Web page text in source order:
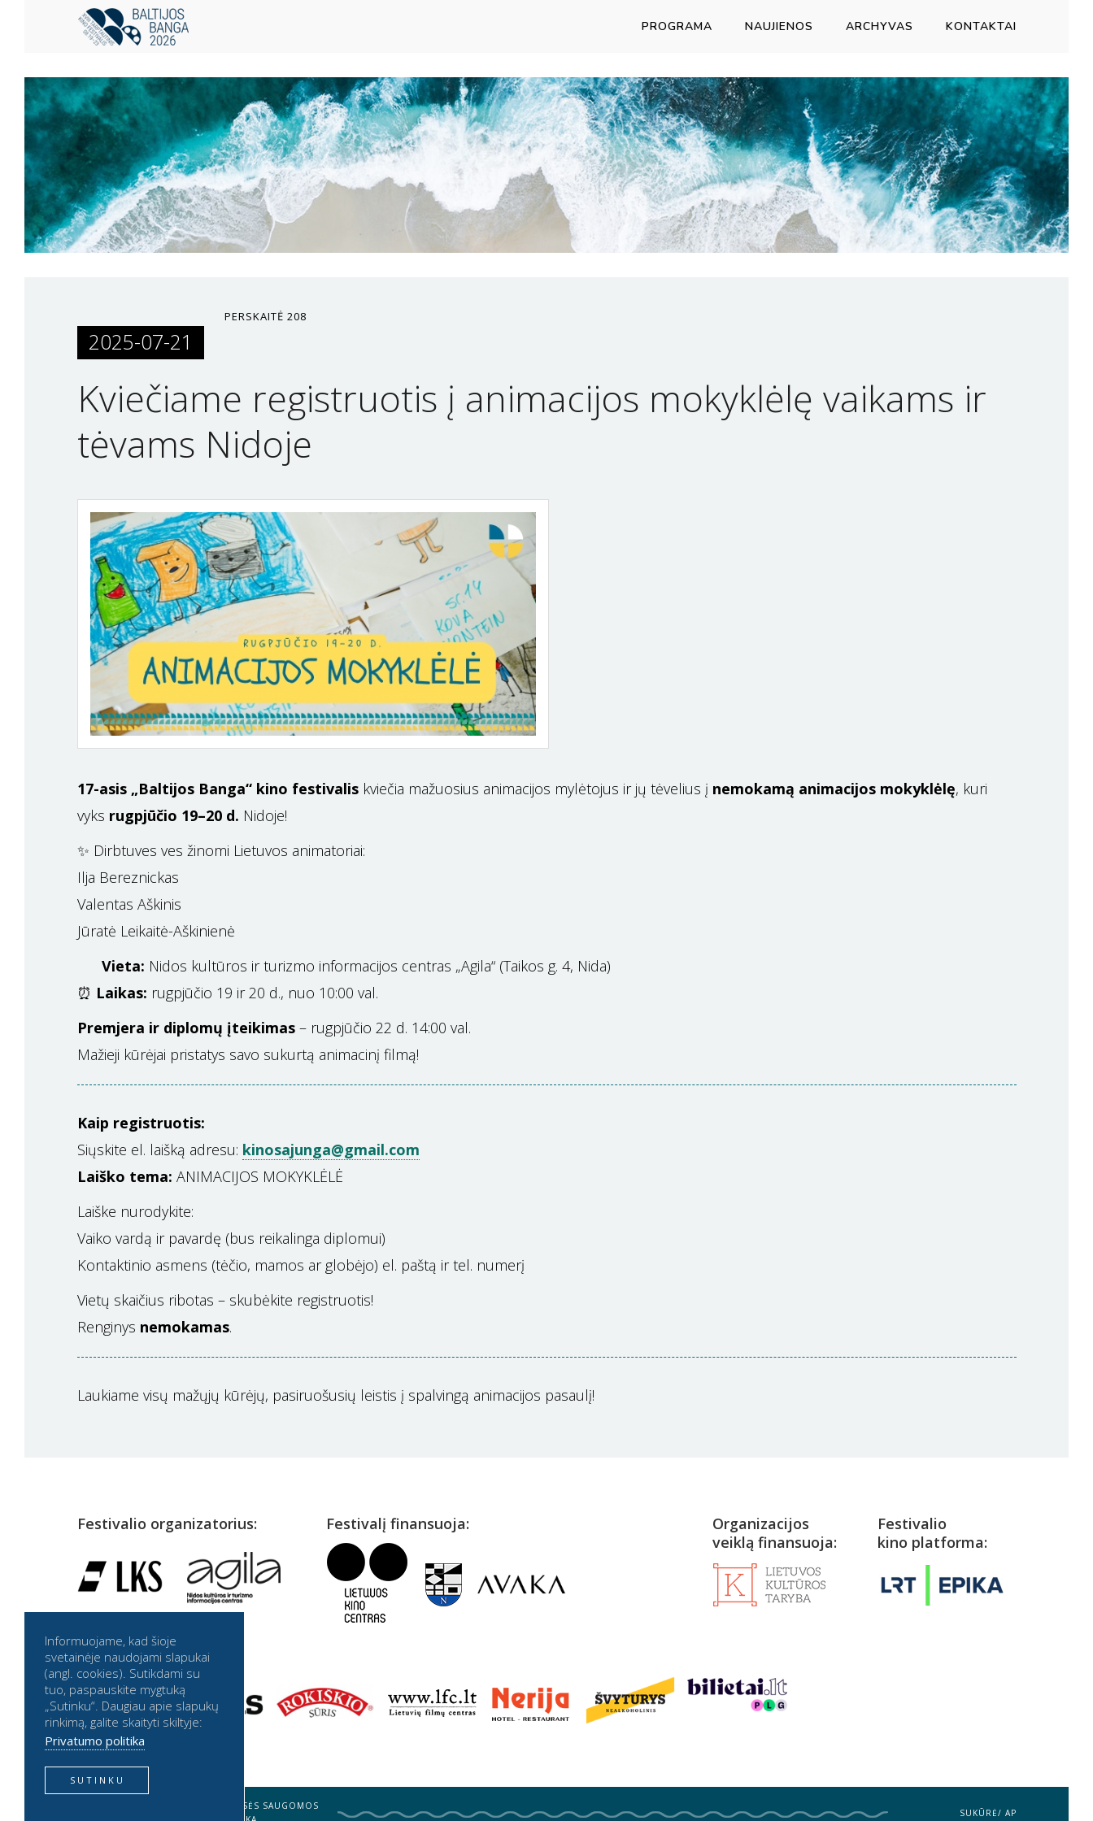
PROGRAMA NAUJIENOS ARCHYVAS KONTAKTAI
2025-07-21
PERSKAITĖ 208
Kviečiame registruotis į animacijos mokyklėlę vaikams ir
tėvams Nidoje
17-asis „Baltijos Banga“ kino festivaliskviečia mažuosius animacijos mylėtojus ir jų tėvelius į nemokamą animacijos mokyklėlę, kuri
vyks rugpjūčio 19–20 d. Nidoje!
✨ Dirbtuves ves žinomi Lietuvos animatoriai:
Ilja Bereznickas
Valentas Aškinis
Jūratė Leikaitė-Aškinienė
Vieta: Nidos kultūros ir turizmo informacijos centras „Agila“ (Taikos g. 4, Nida)
⏰ Laikas: rugpjūčio 19 ir 20 d., nuo 10:00 val.
Premjera ir diplomų įteikimas– rugpjūčio 22 d. 14:00 val.
Mažieji kūrėjai pristatys savo sukurtą animacinį filmą!
Kaip registruotis:
Siųskite el. laišką adresu: kinosajunga@gmail.com
Laiško tema: ANIMACIJOS MOKYKLĖLĖ
Laiške nurodykite:
Vaiko vardą ir pavardę (bus reikalinga diplomui)
Kontaktinio asmens (tėčio, mamos ar globėjo) el. paštą ir tel. numerį
Vietų skaičius ribotas – skubėkite registruotis!
Renginys nemokamas.
Laukiame visų mažųjų kūrėjų, pasiruošusių leistis į spalvingą animacijos pasaulį!
Festivalio organizatorius: Festivalį finansuoja:
Organizacijos
veiklą finansuoja:
Festivalio
kino platforma:
Partneriai:
2026 © BALTIJOS BANGA. VISOS TEISĖS SAUGOMOS
SUKŪRĖ/ AP
Informuojame, kad šioje
svetainėje naudojami slapukai
(angl. cookies). Sutikdami su
tuo, paspauskite mygtuką
„Sutinku“. Daugiau apie slapukų
rinkimą, galite skaityti skiltyje:
Privatumo politika
SUTINKU